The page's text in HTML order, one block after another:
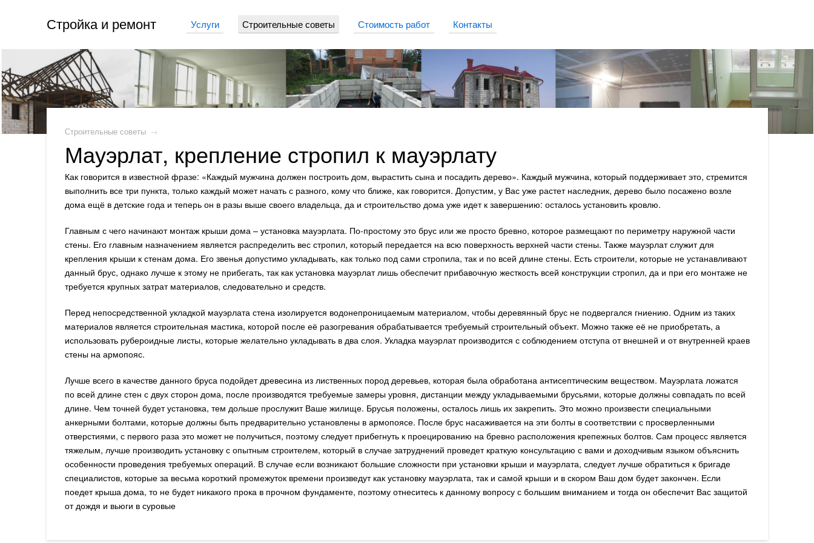
Стройка и ремонт Услуги Строительные советы Стоимость работ Контакты
Строительные советы →
Мауэрлат, крепление стропил к мауэрлату
Как говорится в известной фразе: «Каждый мужчина должен построить дом, вырастить сына и посадить дерево». Каждый мужчина, который поддерживает это, стремится
выполнить все три пункта, только каждый может начать с разного, кому что ближе, как говорится. Допустим, у Вас уже растет наследник, дерево было посажено возле
дома ещё в детские года и теперь он в разы выше своего владельца, да и строительство дома уже идет к завершению: осталось установить кровлю.
Главным с чего начинают монтаж крыши дома – установка мауэрлата. По-простому это брус или же просто бревно, которое размещают по периметру наружной части
стены. Его главным назначением является распределить вес стропил, который передается на всю поверхность верхней части стены. Также мауэрлат служит для
крепления крыши к стенам дома. Его звенья допустимо укладывать, как только под сами стропила, так и по всей длине стены. Есть строители, которые не устанавливают
данный брус, однако лучше к этому не прибегать, так как установка мауэрлат лишь обеспечит прибавочную жесткость всей конструкции стропил, да и при его монтаже не
требуется крупных затрат материалов, следовательно и средств.
Перед непосредственной укладкой мауэрлата стена изолируется водонепроницаемым материалом, чтобы деревянный брус не подвергался гниению. Одним из таких
материалов является строительная мастика, которой после её разогревания обрабатывается требуемый строительный объект. Можно также её не приобретать, а
использовать рубероидные листы, которые желательно укладывать в два слоя. Укладка мауэрлат производится с соблюдением отступа от внешней и от внутренней краев
стены на армопояс.
Лучше всего в качестве данного бруса подойдет древесина из лиственных пород деревьев, которая была обработана антисептическим веществом. Мауэрлата ложатся
по всей длине стен с двух сторон дома, после производятся требуемые замеры уровня, дистанции между укладываемыми брусьями, которые должны совпадать по всей
длине. Чем точней будет установка, тем дольше прослужит Ваше жилище. Брусья положены, осталось лишь их закрепить. Это можно произвести специальными
анкерными болтами, которые должны быть предварительно установлены в армопоясе. После брус насаживается на эти болты в соответствии с просверленными
отверстиями, с первого раза это может не получиться, поэтому следует прибегнуть к проецированию на бревно расположения крепежных болтов. Сам процесс является
тяжелым, лучше производить установку с опытным строителем, который в случае затруднений проведет краткую консультацию с вами и доходчивым языком объяснить
особенности проведения требуемых операций. В случае если возникают большие сложности при установки крыши и мауэрлата, следует лучше обратиться к бригаде
специалистов, которые за весьма короткий промежуток времени произведут как установку мауэрлата, так и самой крыши и в скором Ваш дом будет закончен. Если
поедет крыша дома, то не будет никакого прока в прочном фундаменте, поэтому отнеситесь к данному вопросу с большим вниманием и тогда он обеспечит Вас защитой
от дождя и вьюги в суровые